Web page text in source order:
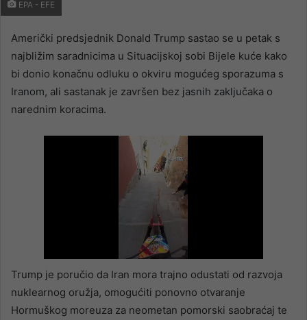
EPA - EFE
Američki predsjednik Donald Trump sastao se u petak s
najbližim saradnicima u Situacijskoj sobi Bijele kuće kako
bi donio konačnu odluku o okviru mogućeg sporazuma s
Iranom, ali sastanak je završen bez jasnih zaključaka o
narednim koracima.
Trump je poručio da Iran mora trajno odustati od razvoja
nuklearnog oružja, omogućiti ponovno otvaranje
Hormuškog moreuza za neometan pomorski saobraćaj te